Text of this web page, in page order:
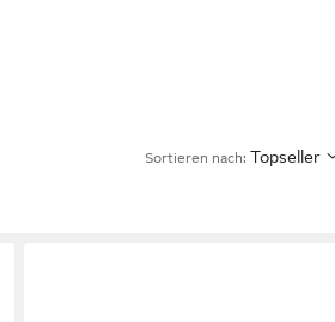
Sortieren nach: Topseller